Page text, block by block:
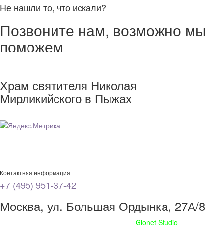
Не нашли то, что искали?
Позвоните нам, возможно мы
поможем
Храм святителя Николая
Мирликийского в Пыжах
Контактная информация
+7 (495) 951-37-42
Москва, ул. Большая Ордынка, 27А/8
Gionet Studio